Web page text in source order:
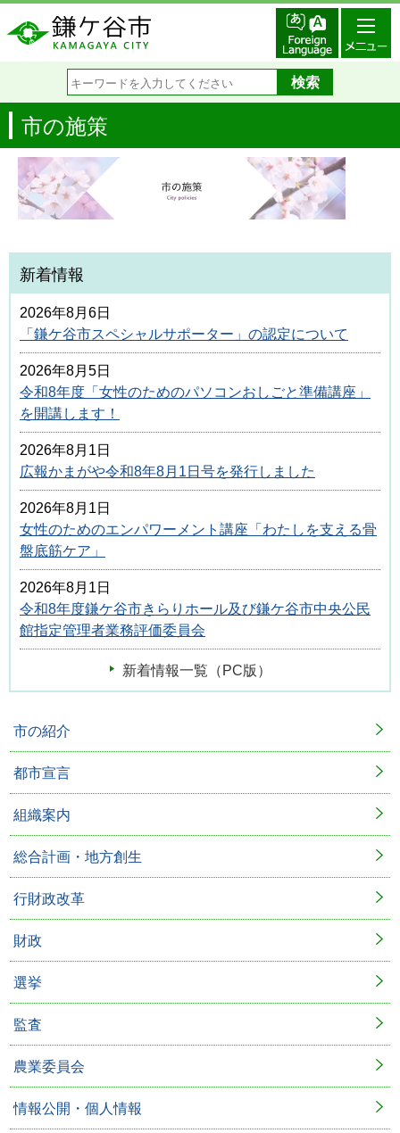
市の施策
新着情報
2026年8月6日
「鎌ケ谷市スペシャルサポーター」の認定について
2026年8月5日
令和8年度「女性のためのパソコンおしごと準備講座」
を開講します！
2026年8月1日
広報かまがや令和8年8月1日号を発行しました
2026年8月1日
女性のためのエンパワーメント講座「わたしを支える骨
盤底筋ケア」
2026年8月1日
令和8年度鎌ケ谷市きらりホール及び鎌ケ谷市中央公民
館指定管理者業務評価委員会
新着情報一覧（PC版）
市の紹介
都市宣言
組織案内
総合計画・地方創生
行財政改革
財政
選挙
監査
農業委員会
情報公開・個人情報